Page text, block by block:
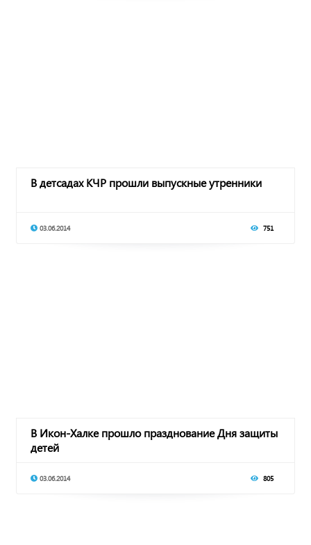
В детсадах КЧР прошли выпускные утренники
03.06.2014 751
В Икон-Халке прошло празднование Дня защиты
детей
03.06.2014 805